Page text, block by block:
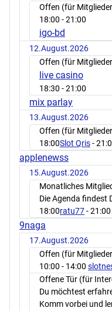
Offen (für
18:00 - 21:00
igo-bd
12.August.2026
Offen (für
live casino
18:30 - 21:00
mix parlay
13.August.2026
Offen (für
18:00Slot Qris-
applenewss
15.August.2026
Monatliches
Die Agenda findest
18:00ratu77- 21:00
9naga
17.August.2026
Offen (für
10:00 - 14:00
Offene Tür (für
Du möchtest
Komm vorbei und